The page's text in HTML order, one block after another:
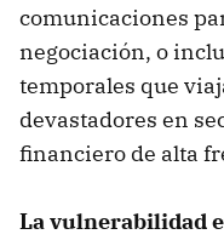
comunicaciones
negociación, o
temporales que
devastadores en
financiero de alta
La vulnerabilidad